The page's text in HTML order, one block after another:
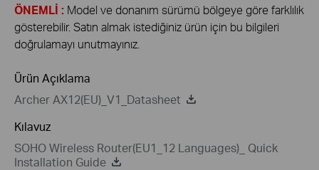
ÖNEMLİ : Model ve donanım sürümü bölgeye göre farklılık
gösterebilir. Satın almak istediğiniz ürün için bu bilgileri
doğrulamayı unutmayınız.
Ürün Açıklama
Archer AX12(EU)_V1_Datasheet
Kılavuz
SOHO Wireless Router(EU1_12 Languages)_ Quick
Installation Guide